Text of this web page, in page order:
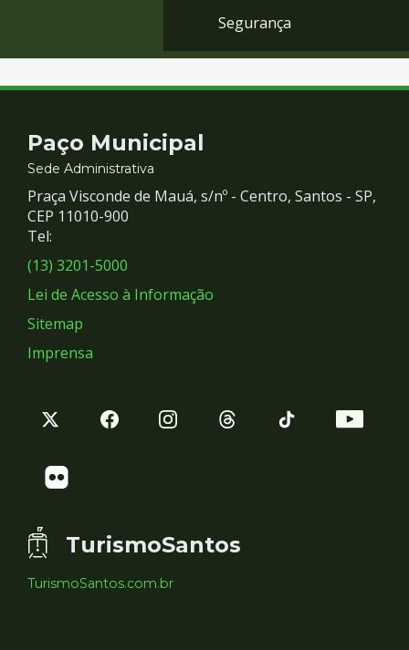
Segurança
Contato
e
Redes
Sociais
Paço Municipal
Sede Administrativa
Praça Visconde de Mauá, s/nº - Centro, Santos - SP,
CEP 11010-900
Tel:
(13) 3201-5000
Lei de Acesso à Informação
Sitemap
Imprensa
TurismoSantos
TurismoSantos.com.br